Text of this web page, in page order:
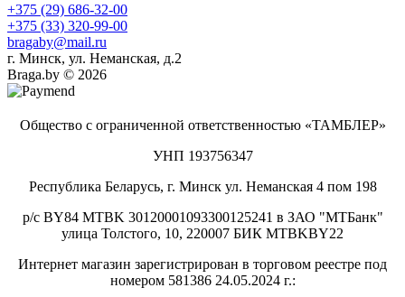
+375 (29) 686-32-00
+375 (33) 320-99-00
bragaby@mail.ru
г. Минск, ул. Неманская, д.2
Braga.by © 2026
Общество с ограниченной ответственностью «ТАМБЛЕР»
УНП 193756347
Республика Беларусь, г. Минск ул. Неманская 4 пом 198
р/с BY84 MTBK 30120001093300125241 в ЗАО "МТБанк"
улица Толстого, 10, 220007 БИК MTBKBY22
Интернет магазин зарегистрирован в торговом реестре под
номером 581386 24.05.2024 г.: